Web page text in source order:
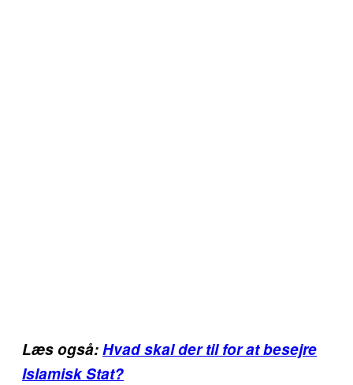
Læs også:Hvad skal der til for at besejre
Islamisk Stat?